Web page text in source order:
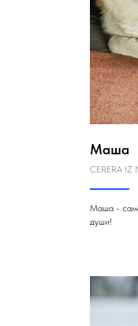
Маша
CERERA IZ
Маша -
души!